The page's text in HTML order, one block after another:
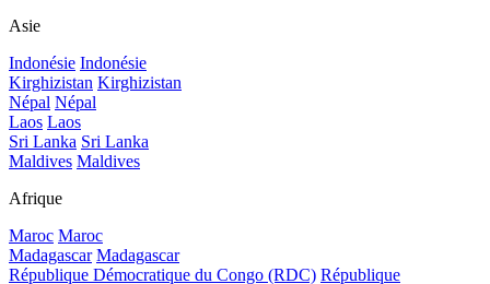
Asie
Indonésie Indonésie
Kirghizistan Kirghizistan
Népal Népal
Laos Laos
Sri Lanka Sri Lanka
Maldives Maldives
Afrique
Maroc Maroc
Madagascar Madagascar
République Démocratique du Congo (RDC) République